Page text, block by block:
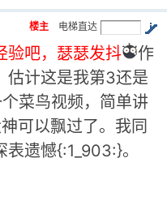
电梯直达
楼主
吧， 瑟瑟发抖
作
估计这是我第3还是
菜鸟视频，简单讲
可以飘过了。我同
遗憾{:1_903:}。